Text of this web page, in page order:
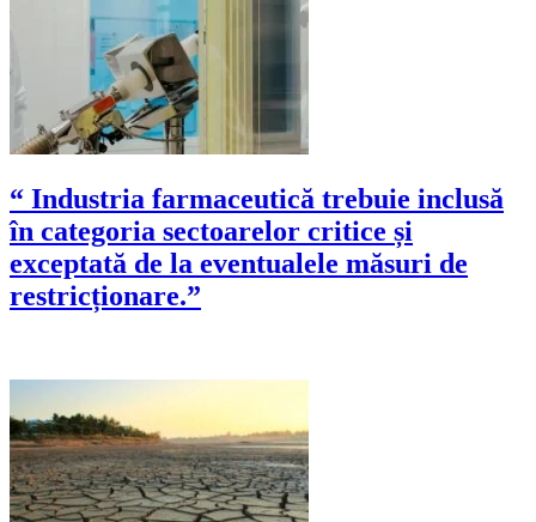
“ Industria farmaceutică trebuie inclusă
în categoria sectoarelor critice și
exceptată de la eventualele măsuri de
restricționare.”